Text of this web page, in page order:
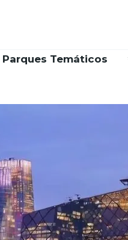
Parques Temáticos